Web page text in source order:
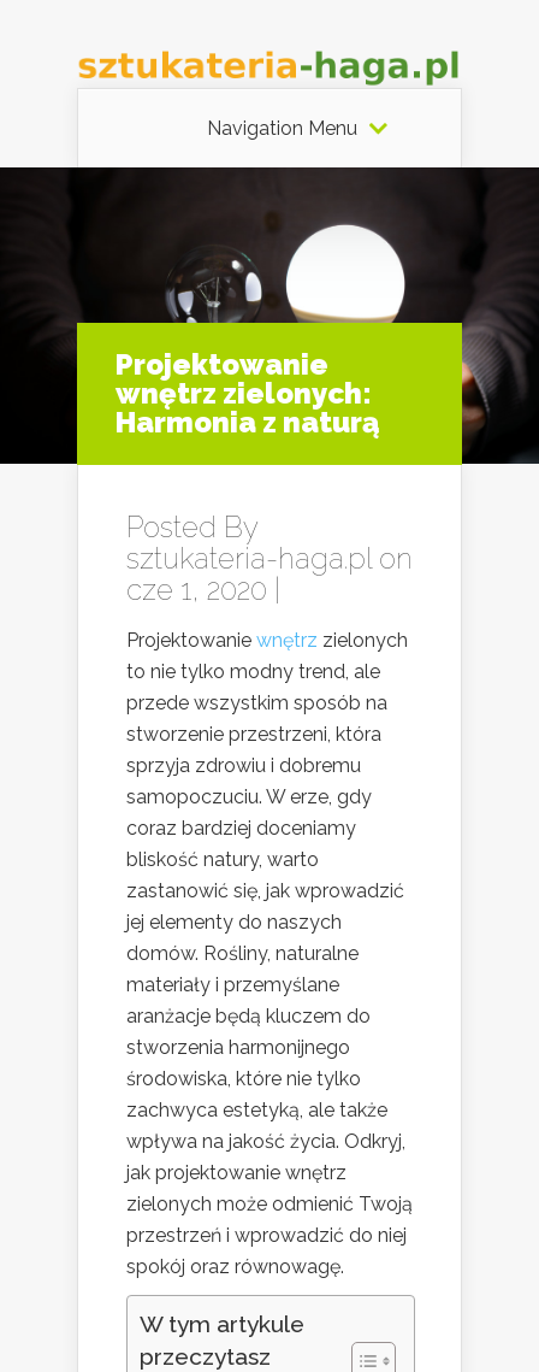
Navigation Menu
Projektowanie
wnętrz zielonych:
Harmonia z naturą
Posted By
sztukateria-haga.plon
cze 1, 2020 |
Projektowanie wnętrz zielonych
to nie tylko modny trend, ale
przede wszystkim sposób na
stworzenie przestrzeni, która
sprzyja zdrowiu i dobremu
samopoczuciu. W erze, gdy
coraz bardziej doceniamy
bliskość natury, warto
zastanowić się, jak wprowadzić
jej elementy do naszych
domów. Rośliny, naturalne
materiały i przemyślane
aranżacje będą kluczem do
stworzenia harmonijnego
środowiska, które nie tylko
zachwyca estetyką, ale także
wpływa na jakość życia. Odkryj,
jak projektowanie wnętrz
zielonych może odmienić Twoją
przestrzeń i wprowadzić do niej
spokój oraz równowagę.
W tym artykule
przeczytasz